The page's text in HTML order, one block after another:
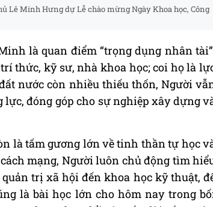
Lê Minh Hưng dự Lễ chào mừng Ngày Khoa học, Công
là quan điểm “trọng dụng nhân
thức, kỹ sư, nhà khoa học; coi họ là
nước còn nhiều thiếu thốn, Người
đóng góp cho sự nghiệp xây dựng
là tấm gương lớn về tinh thần tự học
mạng, Người luôn chủ động tìm
trị xã hội đến khoa học kỹ thuật,
là bài học lớn cho hôm nay trong